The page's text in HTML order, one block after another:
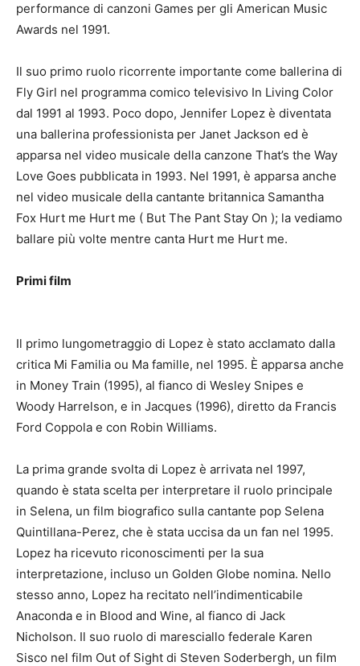
performance di canzoni Games per gli American Music
Awards nel 1991.
Il suo primo ruolo ricorrente importante come ballerina di
Fly Girl nel programma comico televisivo In Living Color
dal 1991 al 1993. Poco dopo, Jennifer Lopez è diventata
una ballerina professionista per Janet Jackson ed è
apparsa nel video musicale della canzone That’s the Way
Love Goes pubblicata in 1993. Nel 1991, è apparsa anche
nel video musicale della cantante britannica Samantha
Fox Hurt me Hurt me ( But The Pant Stay On ); la vediamo
ballare più volte mentre canta Hurt me Hurt me.
Primi film
Il primo lungometraggio di Lopez è stato acclamato dalla
critica Mi Familia ou Ma famille, nel 1995. È apparsa anche
in Money Train (1995), al fianco di Wesley Snipes e
Woody Harrelson, e in Jacques (1996), diretto da Francis
Ford Coppola e con Robin Williams.
La prima grande svolta di Lopez è arrivata nel 1997,
quando è stata scelta per interpretare il ruolo principale
in Selena, un film biografico sulla cantante pop Selena
Quintillana-Perez, che è stata uccisa da un fan nel 1995.
Lopez ha ricevuto riconoscimenti per la sua
interpretazione, incluso un Golden Globe nomina. Nello
stesso anno, Lopez ha recitato nell’indimenticabile
Anaconda e in Blood and Wine, al fianco di Jack
Nicholson. Il suo ruolo di maresciallo federale Karen
Sisco nel film Out of Sight di Steven Soderbergh, un film